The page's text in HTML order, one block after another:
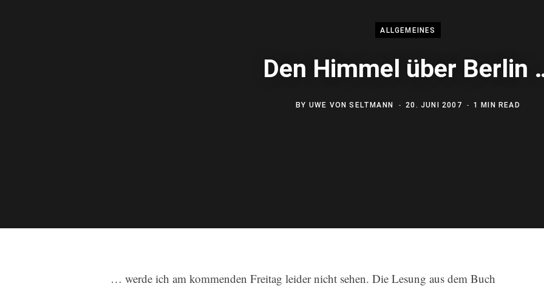
ALLGEMEINES
Den Himmel über Berlin
BY UWE VON SELTMANN 20. JUNI 2007 1 MIN READ
… werde ich am kommenden Freitag leider nicht sehen. Die Lesung aus dem Buch